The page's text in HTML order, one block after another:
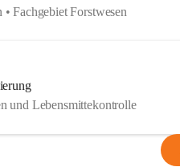
Fachgebiet Forstwesen
und Lebensmittekontrolle